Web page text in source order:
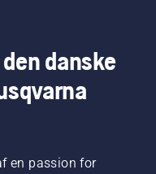
danske
en passion for